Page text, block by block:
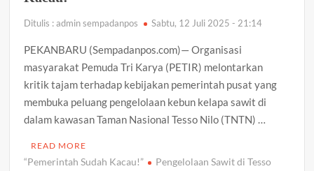
Jumat Berkah Polres Anambas: Bagikan 20 Paket
Satgas TMMD Ke-129 Dorong Ketahanan Pangan melalui
Penaburan Bibit Ikan Kakap Putih sebanyak 3000 ekor di
Desa Busung
Ajak Siswa SDIT An-Nahl Senam Bersama
Ditulis : admin sempadanpos Sabtu, 12 Juli 2025 - 21:14
PEKANBARU (Sempadanpos.com)— Organisasi
masyarakat Pemuda Tri Karya (PETIR) melontarkan
kritik tajam terhadap kebijakan pemerintah pusat yang
membuka peluang pengelolaan kebun kelapa sawit di
dalam kawasan Taman Nasional Tesso Nilo (TNTN) …
READ MORE
“Pemerintah Sudah Kacau!”
Pengelolaan Sawit di Tesso